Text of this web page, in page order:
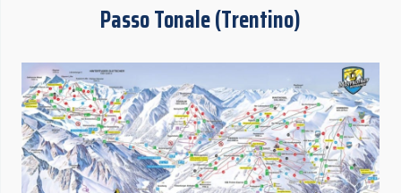
Passo Tonale (Trentino)